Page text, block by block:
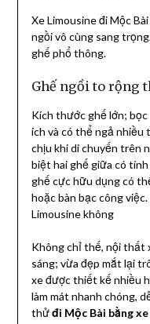
Xe Limousine đi Mộc
ngồi vô cùng sang
ghế phổ thông.
Ghế ngồi to rộng
Kích thước ghế lớn; bọc
ích và có thể ngả nhiều
chịu khi di chuyến trên
biệt hai ghế giữa có
ghế cực hữu dụng có
hoặc bàn bạc công
Limousine không
Không chỉ thế, nội thất
sáng; vừa đẹp mắt lại
xe được thiết kế nhiều
làm mát nhanh chóng,
thửđi Mộc Bài bằng